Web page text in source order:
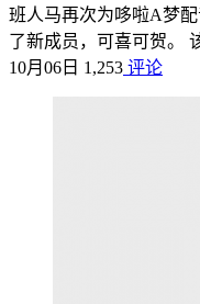
班人马再次为哆啦A梦
了新成员，可喜可贺。
10月06日 1,253 评论